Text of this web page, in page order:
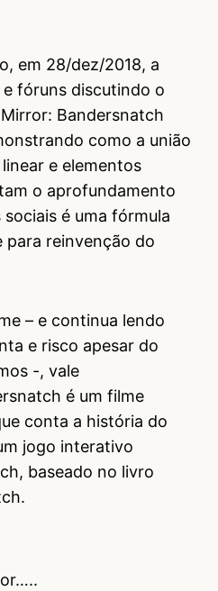
em 28/dez/2018, a
fóruns discutindo o
Bandersnatch
como a união
e elementos
o aprofundamento
é uma fórmula
reinvenção do
– e continua lendo
e risco apesar do
-, vale
é um filme
conta a história do
jogo interativo
baseado no livro